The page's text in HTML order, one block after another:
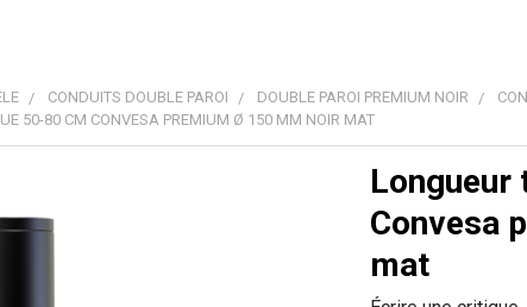
CONDUITS DOUBLE PAROI DOUBLE PAROI PREMIUM NOIR
50-80 CM CONVESA PREMIUM Ø 150 MM NOIR MAT
Longueur
Convesa
mat